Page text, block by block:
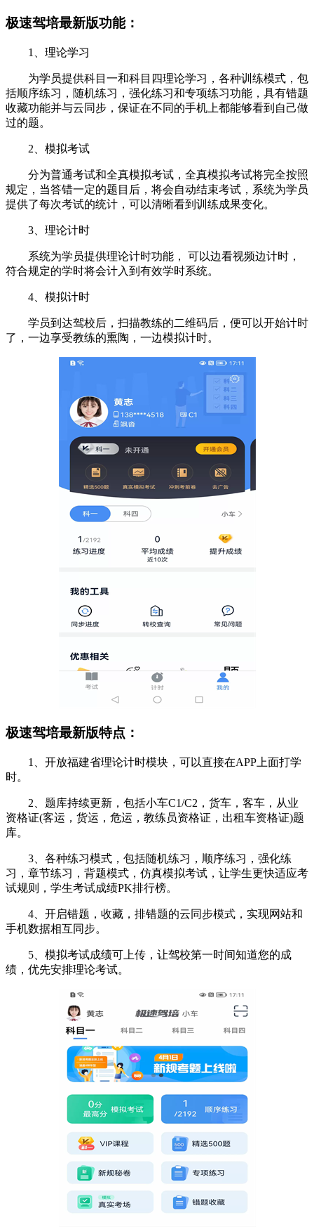
极速驾培最新版功能：
1、理论学习
为学员提供科目一和科目四理论学习，各种训练模式，包
括顺序练习，随机练习，强化练习和专项练习功能，具有错题
收藏功能并与云同步，保证在不同的手机上都能够看到自己做
过的题。
2、模拟考试
分为普通考试和全真模拟考试，全真模拟考试将完全按照
规定，当答错一定的题目后，将会自动结束考试，系统为学员
提供了每次考试的统计，可以清晰看到训练成果变化。
3、理论计时
系统为学员提供理论计时功能， 可以边看视频边计时，
符合规定的学时将会计入到有效学时系统。
4、模拟计时
学员到达驾校后，扫描教练的二维码后，便可以开始计时
了，一边享受教练的熏陶，一边模拟计时。
极速驾培最新版特点：
1、开放福建省理论计时模块，可以直接在APP上面打学
时。
2、题库持续更新，包括小车C1/C2，货车，客车，从业
资格证(客运，货运，危运，教练员资格证，出租车资格证)题
库。
3、各种练习模式，包括随机练习，顺序练习，强化练
习，章节练习，背题模式，仿真模拟考试，让学生更快适应考
试规则，学生考试成绩PK排行榜。
4、开启错题，收藏，排错题的云同步模式，实现网站和
手机数据相互同步。
5、模拟考试成绩可上传，让驾校第一时间知道您的成
绩，优先安排理论考试。